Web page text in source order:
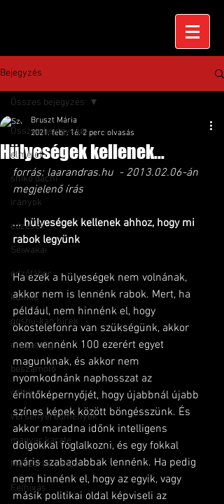
Bejegyzés
Összes bejegyzés
elmélet
shiko dachi
irányok
edzések
Seiwakai
edzőtábor
kumite
goshu-kan hírek
magasság
beszámoló
célok
versenyeredmények
magyar karate
Mészáros János
Felhívás
Összes bejegyzés
Hülyeségek kellenek...
Bruszt Mária
2021. febr. 16. 2 perc olvasás
forrás: laarandras.hu  - 2013.02.06-án
megjelenő írás
... hülyeségek kellenek ahhoz, hogy mi
rabok legyünk
Ha ezek a hülyeségek nem volnának,
akkor nem is lennénk rabok. Mert, ha
például, nem hinnénk el, hogy
okostelefonra van szükségünk, akkor
nem vennénk 100 ezerért egyet
magunknak, és akkor nem
nyomkodnánk naphosszat az
érintőképernyőjét, hogy újabbnál újabb
színes képek között böngésszünk. És
akkor maradna időnk intelligens
dolgokkal foglalkozni, és egy fokkal
máris szabadabbak lennénk. Ha pedig
nem hinnénk el, hogy az egyik, vagy
másik politikai oldal képviseli az